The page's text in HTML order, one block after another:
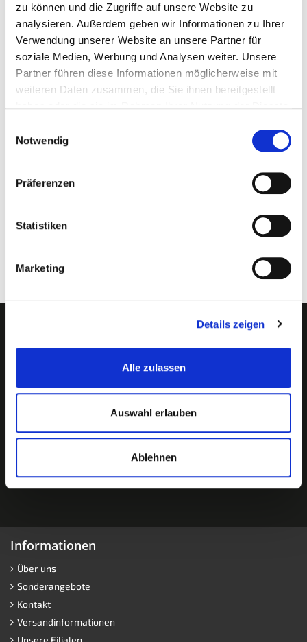
zu können und die Zugriffe auf unsere Website zu
analysieren. Außerdem geben wir Informationen zu Ihrer
Verwendung unserer Website an unsere Partner für
soziale Medien, Werbung und Analysen weiter. Unsere
Partner führen diese Informationen möglicherweise mit
weiteren Daten zusammen, die Sie ihnen bereitgestellt
Notwendig
Präferenzen
Statistiken
Marketing
Details zeigen
Alle zulassen
Auswahl erlauben
Ablehnen
Beim Kauf dieses Artikels erhalten Sie:14 PowerPunkte.
Wunschliste
Newsletter abonnieren?
Informationen
Über uns
Sonderangebote
Kontakt
Versandinformationen
Unsere Filialen